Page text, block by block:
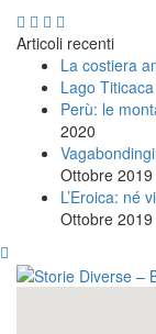
Articoli recenti
La costiera
Lago
Perù: le
2020
Ottobre 2019
L’Eroica: né
Ottobre 2019